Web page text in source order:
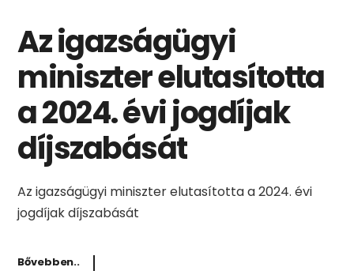
Az igazságügyi
miniszter elutasította
a 2024. évi jogdíjak
díjszabását
Az igazságügyi miniszter elutasította a 2024. évi
jogdíjak díjszabását
Bővebben..